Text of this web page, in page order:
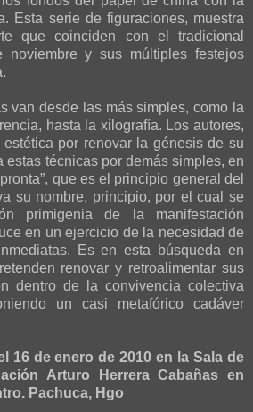
Esta serie de figuraciones, muestra
que coinciden con el tradicional
noviembre y sus múltiples festejos
van desde las más simples, como la
hasta la xilografía. Los autores,
por renovar la génesis de su
estas técnicas por demás simples, en
que es el principio general del
su nombre, principio, por el cual se
primigenia de la manifestación
en un ejercicio de la necesidad de
Es en esta búsqueda en
renovar y retroalimentar sus
dentro de la convivencia colectiva
un casi metafórico cadáver
16 de enero de 2010 en la Sala de
Arturo Herrera Cabañas en
Pachuca, Hgo